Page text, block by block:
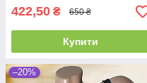
422,50 ₴ 650 ₴
Купити
–20%